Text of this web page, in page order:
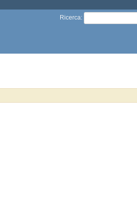
Ricerca: